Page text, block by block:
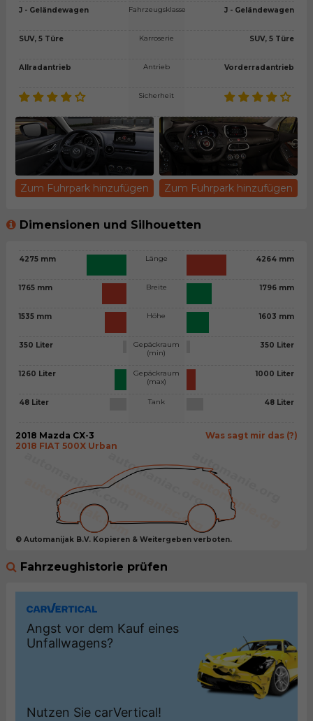
J - Geländewagen
SUV, 5 Türe
Allradantrieb
Fahrzeugsklasse
Karroserie
Antrieb
Sicherheit
J - Geländewagen
SUV, 5 Türe
Vorderradantrieb
Zum Fuhrpark hinzufügen Zum Fuhrpark hinzufügen
Dimensionen und Silhouetten
4275 mm
1765 mm
1535 mm
350 Liter
1260 Liter
48 Liter
Länge
Breite
Höhe
Gepäckraum
(min)
Gepäckraum
(max)
Tank
4264 mm
1796 mm
1603 mm
350 Liter
1000 Liter
48 Liter
Was sagt mir das (?)
2018 Mazda CX-3
2018 FIAT 500X Urban
© Automanijak B.V. Kopieren & Weitergeben verboten.
Fahrzeughistorie prüfen